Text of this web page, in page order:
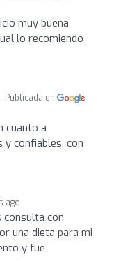
muy buena
lo recomiendo
Publicada en
cuanto a
y confiables, con
ago
consulta con
una dieta para mi
y fue